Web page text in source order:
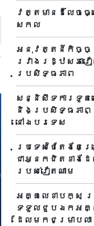
វត្តមានដ៏លេចធ្
សកល
អនុវត្តន៍កិច្ច
រវាងរដ្ឋសភាវ
ប្រសិទ្ធភាព
សន្និសីទការទូត
និងប្រសិទ្ធភាព
នៅឯ​បរទេស​
ប្រទេសថៃតែងត
ជាអ្នកជិតខាងដ
របស់វៀតណាម
អគ្គលេខាបក្ស
ទទួលជួបឯកអគ្គ
ដែលមកជម្រាបលា